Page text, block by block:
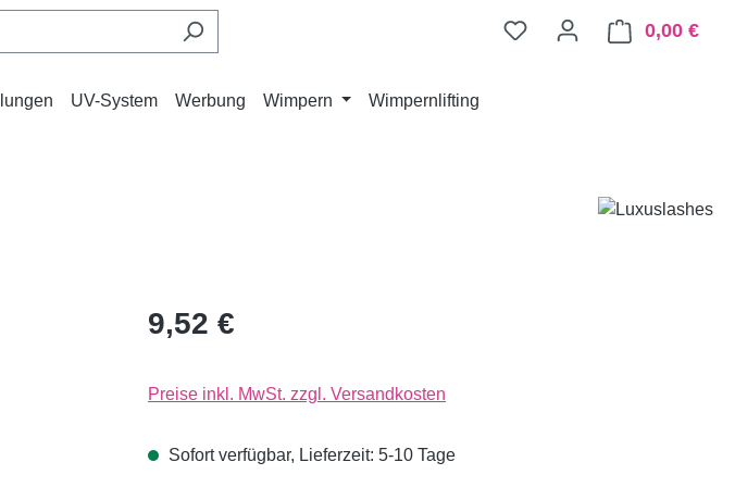
0,00 €
UV-System Werbung Wimpern Wimpernlifting
9,52 €
Preise inkl. MwSt. zzgl. Versandkosten
Sofort verfügbar, Lieferzeit: 5-10 Tage